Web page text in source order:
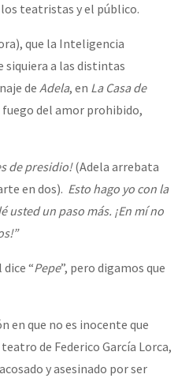
teatristas y el público.
que la Inteligencia
a las distintas
de Adela, en La Casa de
fuego del amor prohibido,
de presidio!(Adela arrebata
en dos). Esto hago yo con la
usted un paso más. ¡En mí no
“Pepe”, pero digamos que
en que no es inocente que
de Federico García Lorca,
y asesinado por ser